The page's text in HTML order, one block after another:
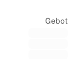
Gebot